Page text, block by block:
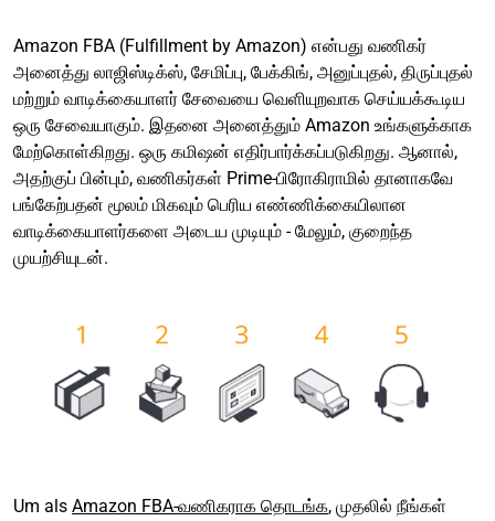
Amazon FBA (Fulfillment by Amazon) என்பது வணிகர்
அனைத்து லாஜிஸ்டிக்ஸ், சேமிப்பு, பேக்கிங், அனுப்புதல், திருப்புதல்
மற்றும் வாடிக்கையாளர் சேவையை வெளியுறவாக செய்யக்கூடிய
ஒரு சேவையாகும். இதனை அனைத்தும் Amazon உங்களுக்காக
மேற்கொள்கிறது. ஒரு கமிஷன் எதிர்பார்க்கப்படுகிறது. ஆனால்,
அதற்குப் பின்பும், வணிகர்கள் Prime-பிரோகிராமில் தானாகவே
பங்கேற்பதன் மூலம் மிகவும் பெரிய எண்ணிக்கையிலான
வாடிக்கையாளர்களை அடைய முடியும் - மேலும், குறைந்த
முயற்சியுடன்.
Um als Amazon FBA-வணிகராக தொடங்க, முதலில் நீங்கள்